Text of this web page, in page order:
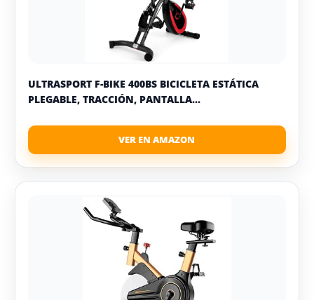
ULTRASPORT F-BIKE 400BS BICICLETA ESTÁTICA
PLEGABLE, TRACCIÓN, PANTALLA...